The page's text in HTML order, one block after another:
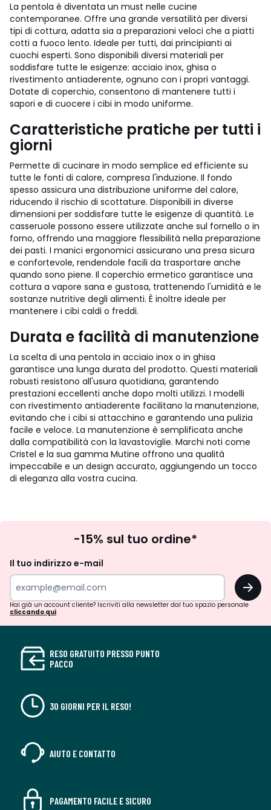
La pentola è diventata un must nelle cucine
contemporanee. Offre una grande versatilità per diversi
tipi di cottura, adatta sia a preparazioni veloci che a piatti
cotti a fuoco lento. Ideale per tutti, dai principianti ai
cuochi esperti. Sono disponibili diversi materiali per
soddisfare tutte le esigenze: acciaio inox, ghisa o
rivestimento antiaderente, ognuno con i propri vantaggi.
Dotate di coperchio, consentono di mantenere tutti i
sapori e di cuocere i cibi in modo uniforme.
Caratteristiche pratiche per tutti i
giorni
Permette di cucinare in modo semplice ed efficiente su
tutte le fonti di calore, compresa l'induzione. Il fondo
spesso assicura una distribuzione uniforme del calore,
riducendo il rischio di scottature. Disponibili in diverse
dimensioni per soddisfare tutte le esigenze di quantità. Le
casseruole possono essere utilizzate anche sul fornello o in
forno, offrendo una maggiore flessibilità nella preparazione
dei pasti. I manici ergonomici assicurano una presa sicura
e confortevole, rendendole facili da trasportare anche
quando sono piene. Il coperchio ermetico garantisce una
cottura a vapore sana e gustosa, trattenendo l'umidità e le
sostanze nutritive degli alimenti. È inoltre ideale per
mantenere i cibi caldi o freddi.
Durata e facilità di manutenzione
La scelta di una pentola in acciaio inox o in ghisa
garantisce una lunga durata del prodotto. Questi materiali
robusti resistono all'usura quotidiana, garantendo
prestazioni eccellenti anche dopo molti utilizzi. I modelli
con rivestimento antiaderente facilitano la manutenzione,
evitando che i cibi si attacchino e garantendo una pulizia
facile e veloce. La manutenzione è semplificata anche
dalla compatibilità con la lavastoviglie. Marchi noti come
Cristel e la sua gamma Mutine offrono una qualità
impeccabile e un design accurato, aggiungendo un tocco
di eleganza alla vostra cucina.
newsletter
-15% sul tuo ordine*
Il tuo indirizzo e-mail
OK
Hai già un account cliente? Iscriviti alla newsletter dal tuo spazio personale
cliccando qui
RESO GRATUITO PRESSO PUNTO
PACCO
30 GIORNI PER IL RESO!
AIUTO E CONTATTO
PAGAMENTO FACILE E SICURO